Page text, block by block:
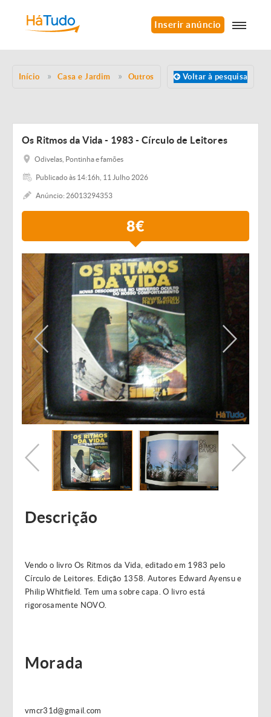
Inserir anúncio
Início Casa e Jardim Outros Voltar à pesquisa
Os Ritmos da Vida - 1983 - Círculo de Leitores
Odivelas, Pontinha e famões
Publicado às 14:16h, 11 Julho 2026
Anúncio: 26013294353
8€
Descrição
Vendo o livro Os Ritmos da Vida, editado em 1983 pelo
Círculo de Leitores. Edição 1358. Autores Edward Ayensu e
Philip Whitfield. Tem uma sobre capa. O livro está
rigorosamente NOVO.
Morada
vmcr31d@gmail.com